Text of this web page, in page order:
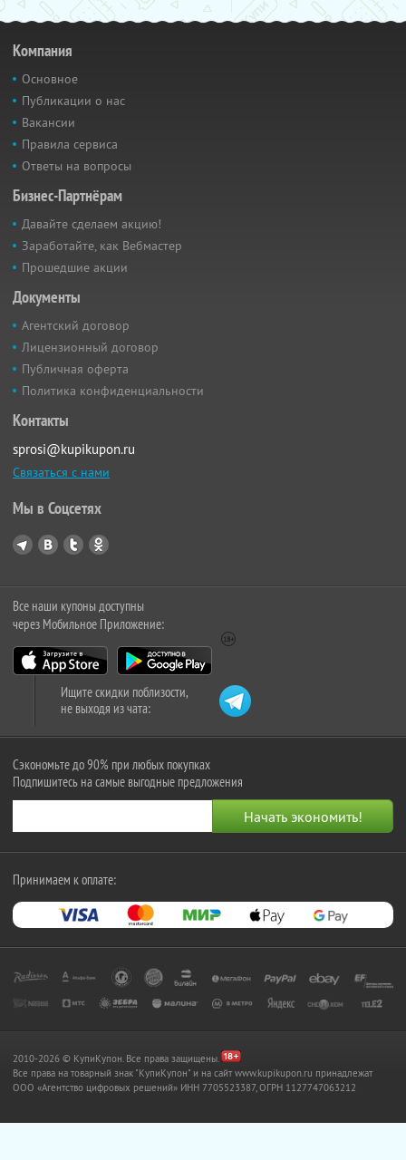
Компания
Основное
Публикации о нас
Вакансии
Правила сервиса
Ответы на вопросы
Бизнес-Партнёрам
Давайте сделаем акцию!
Заработайте, как Вебмастер
Прошедшие акции
Документы
Агентский договор
Лицензионный договор
Публичная оферта
Политика конфиденциальности
Контакты
sprosi@kupikupon.ru
Связаться с нами
Мы в Соцсетях
Все наши купоны доступны
через Мобильное Приложение:
Ищите скидки поблизости,
не выходя из чата:
Сэкономьте до 90% при любых покупках
Подпишитесь на самые выгодные предложения
Принимаем к оплате:
2010-2026 © КупиКупон. Все права защищены.
Все права на товарный знак "КупиКупон" и на сайт www.kupikupon.ru принадлежат
OOO «Агентство цифровых решений» ИНН 7705523387, ОГРН 1127747063212